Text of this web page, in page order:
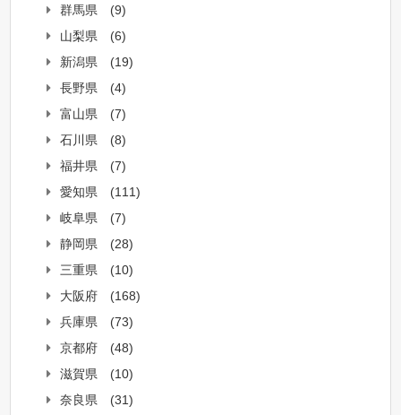
群馬県
(9)
山梨県
(6)
新潟県
(19)
長野県
(4)
富山県
(7)
石川県
(8)
福井県
(7)
愛知県
(111)
岐阜県
(7)
静岡県
(28)
三重県
(10)
大阪府
(168)
兵庫県
(73)
京都府
(48)
滋賀県
(10)
奈良県
(31)